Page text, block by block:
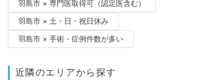
羽島市 × 専門医取得可（認定医含む）
羽島市 × 土・日・祝日休み
羽島市 × 手術・症例件数が多い
近隣のエリアから探す